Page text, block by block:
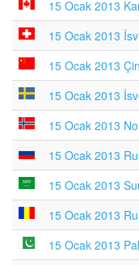
15 Ocak 2013
15 Ocak 2013
15 Ocak 2013
15 Ocak 2013
15 Ocak 2013
15 Ocak 2013
15 Ocak 2013
15 Ocak 2013
15 Ocak 2013